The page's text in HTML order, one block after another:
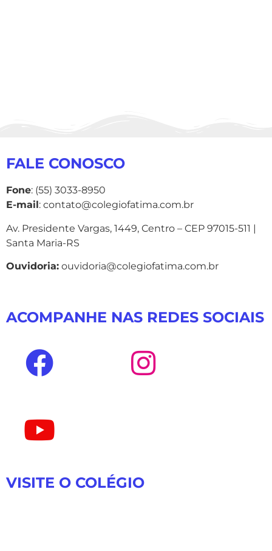
FALE CONOSCO
Fone: (55) 3033-8950
E-mail: contato@colegiofatima.com.br
Av. Presidente Vargas, 1449, Centro – CEP 97015-511 |
Santa Maria-RS
Ouvidoria: ouvidoria@colegiofatima.com.br
ACOMPANHE NAS REDES SOCIAIS
VISITE O COLÉGIO